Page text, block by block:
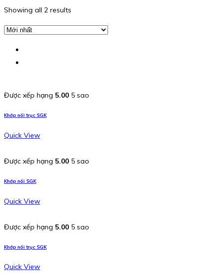
Showing all 2 results
Được xếp hạng 5.00 5 sao
Khớp nối trục SGK
Quick View
Được xếp hạng 5.00 5 sao
Khớp nối SGK
Quick View
Được xếp hạng 5.00 5 sao
Khớp nối trục SGK
Quick View